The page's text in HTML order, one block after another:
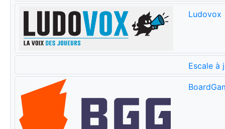
Ludovox
Escale à